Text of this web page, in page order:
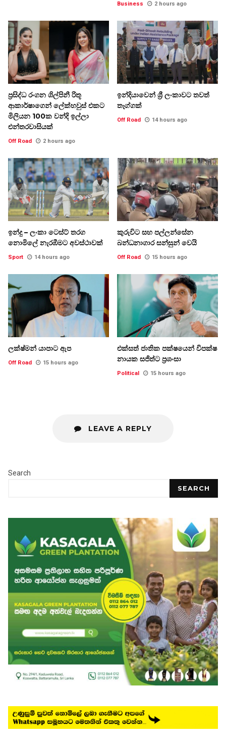
Business 2 hours ago
ප්‍රසිද්ධ රංගන ශිල්පිනී රිතූ
ආකාර්ෂාගෙන් ලේක්හවුස් එකට
මිලියන 100ක වන්දි ඉල්ලා
එන්තරවාසියක්
Off Road 2 hours ago
ඉන්දියාවෙන් ශ්‍රී ලංකාවට තවත්
තෑග්ගක්
Off Road 14 hours ago
ඉන්දු – ලංකා ටෙස්ට් තරග
නොමිලේ නැරඹීමට අවස්ථාවක්
Sport 14 hours ago
කුරුවිට සහ පල්ලන්සේන
බන්ධනාගාර සන්සුන් වෙයි
Off Road 15 hours ago
ලක්ෂ්මන් යාපාට ඇප
Off Road 15 hours ago
එක්සත් ජාතික පක්ෂයෙන් විපක්ෂ
නායක සජිත්ට ප්‍රශංසා
Political 15 hours ago
LEAVE A REPLY
Search
SEARCH